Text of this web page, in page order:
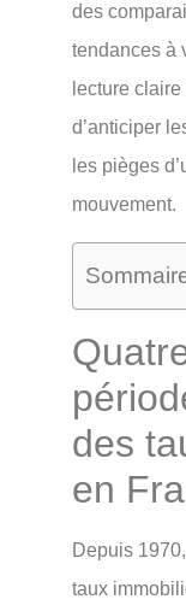
des
tendances à
lecture
d’anticiper
les pièges
mouvement.
des
en
Depuis
taux